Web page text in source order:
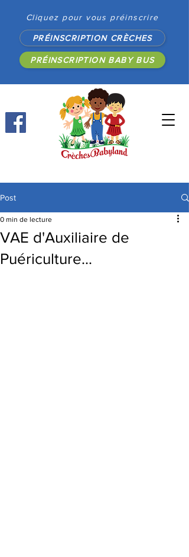
Cliquez pour vous préinscrire
PRÉINSCRIPTION CRÈCHES
PRÉINSCRIPTION BABY BUS
Post
VAE d'Auxiliaire de
Puériculture...
0 min de lecture